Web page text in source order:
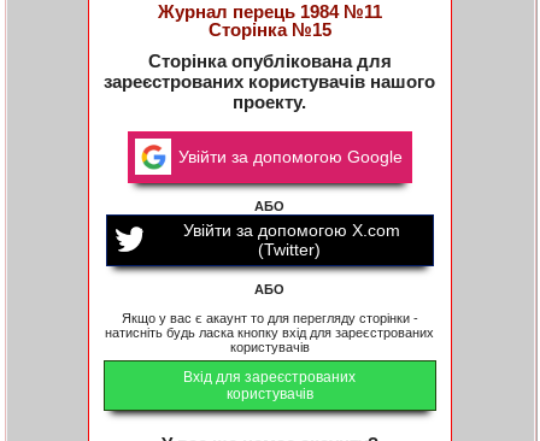
Журнал перець 1984 №11
Сторінка №15
Сторінка опублікована для
зареєстрованих користувачів нашого
проекту.
Увійти за допомогою Google
АБО
Увійти за допомогою X.com
(Twitter)
АБО
Якщо у вас є акаунт то для перегляду сторінки -
натисніть будь ласка кнопку вхід для зареєстрованих
користувачів
Вхід для зареєстрованих
користувачів